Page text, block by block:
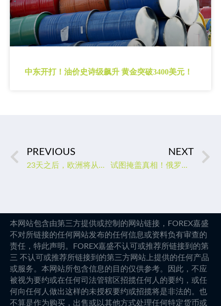
中东开打！油价史诗级飙升 黄金突破3400美元！
PREVIOUS
23天之后，欧洲将从何处获得柴油?
NEXT
试图掩盖真相！俄罗斯指责瑞典对北溪管道破坏事件有所隐瞒
本网站包含由第三方提供或控制的网站链接，FOREX嘉盛
不对所链接的任何网站发布的任何信息或资料负有审查的
责任，特此声明。FOREX嘉盛不认可或推荐所链接到的第
三 不认可或推荐所链接到的第三方网站上提供的任何产品
或服务。本网站所包含信息的目的仅供参考。因此，不应
被视为要约或在任何司法管辖区招揽任何人的要约，或任
何向任何人做出这样的未授权要约或招揽将是非法的。也
不算是作为购买，出售或以其他方式处理任何特定货币或